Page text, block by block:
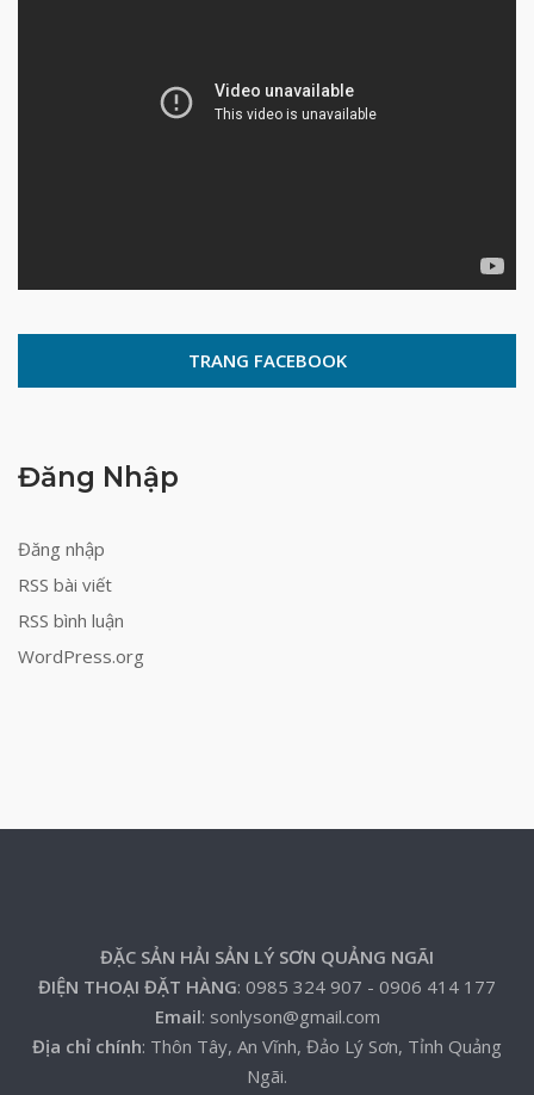
TRANG FACEBOOK
Đăng Nhập
Đăng nhập
RSS bài viết
RSS bình luận
WordPress.org
ĐẶC SẢN HẢI SẢN LÝ SƠN QUẢNG NGÃI
ĐIỆN THOẠI ĐẶT HÀNG: 0985 324 907 - 0906 414 177
Email: sonlyson@gmail.com
Địa chỉ chính: Thôn Tây, An Vĩnh, Đảo Lý Sơn, Tỉnh Quảng
Ngãi.